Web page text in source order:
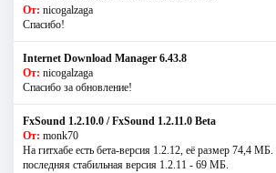
От: nicogalzaga
Спасибо!
Internet Download Manager 6.43.8
От: nicogalzaga
Спасибо за обновление!
FxSound 1.2.10.0 / FxSound 1.2.11.0 Beta
От: monk70
На гитхабе есть бета-версия 1.2.12, её размер 74,4
последняя стабильная версия 1.2.11 - 69 МБ.